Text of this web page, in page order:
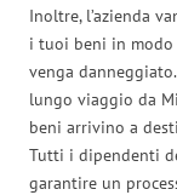
Inoltre, l’azienda
i tuoi beni in modo
venga
lungo viaggio da
beni arrivino a
Tutti i dipendenti
garantire un